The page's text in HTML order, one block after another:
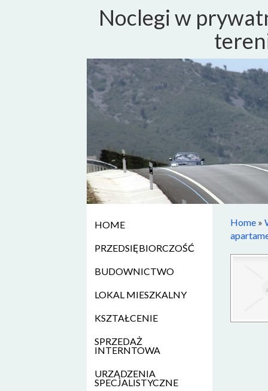
Noclegi w
HOME
PRZEDSIĘBIORCZOŚĆ
BUDOWNICTWO
LOKAL MIESZKALNY
KSZTAŁCENIE
SPRZEDAŻ
INTERNTOWA
URZĄDZENIA
SPECJALISTYCZNE
Home »